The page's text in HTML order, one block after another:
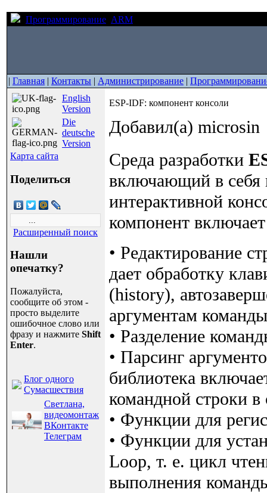
Программирование ARM
| Главная | Контакты | Администрирование |
English
Version
Die
deutsche
Version
Карта сайта
Поделиться
Расширенный поиск
Нашли
опечатку?
Пожалуйста,
сообщите об этом -
просто выделите
ошибочное слово или
фразу и нажмите Shift
Enter.
Блог одного
Сумасшествия
Светлана,
видеомонтаж
ВКонтакте
Телеграм
ESP-IDF: компонент консоли
Добавил(а) microsin
Среда разработки
включающий в себя
интерактивной
компонент
• Редактирование
дает обработку
(history),
аргументам
• Разделение
• Парсинг
библиотека
командной строки
• Функции для
• Функции для
Loop, т. е. цикл
выполнения